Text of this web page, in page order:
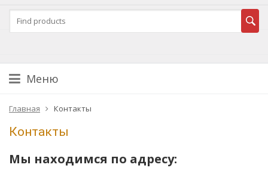
Меню
Главная Контакты
Контакты
Мы находимся по адресу: